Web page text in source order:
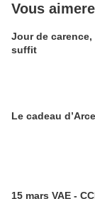
Vous
Jour de
suffit
Le cadeau
15 mars VAE -